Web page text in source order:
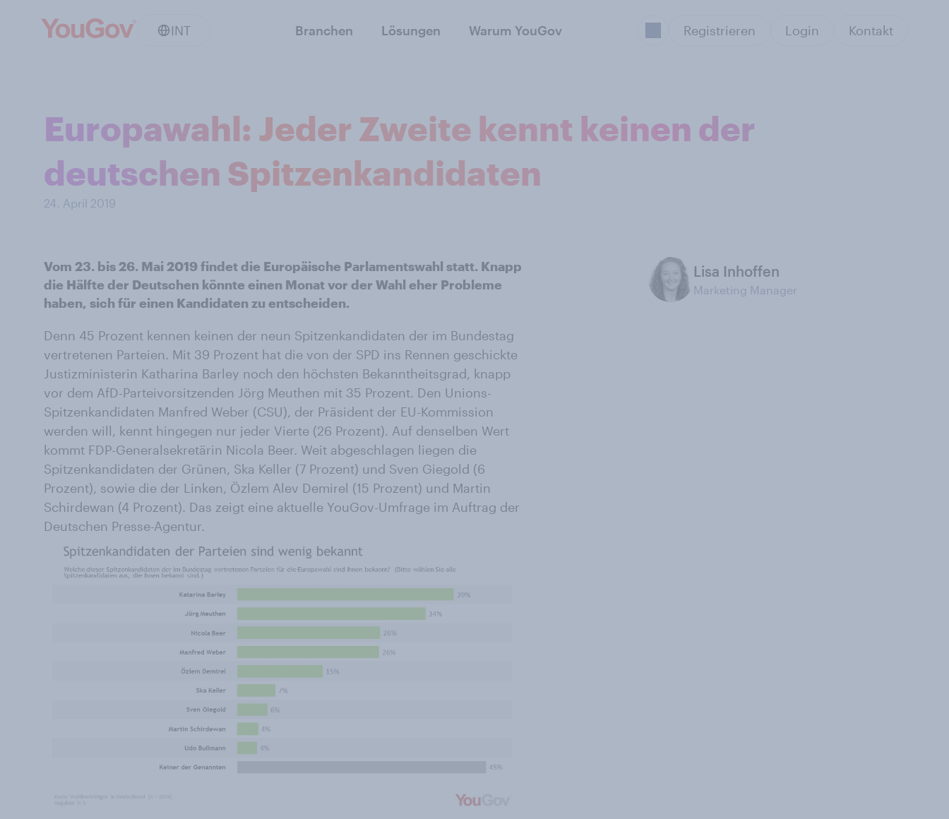
INT Branchen Lösungen Warum YouGov Registrieren Login Kontakt
Europawahl: Jeder Zweite kennt keinen der
deutschen Spitzenkandidaten
24. April 2019
Vom 23. bis 26. Mai 2019 findet die Europäische Parlamentswahl statt. Knapp
die Hälfte der Deutschen könnte einen Monat vor der Wahl eher Probleme
haben, sich für einen Kandidaten zu entscheiden.
Denn 45 Prozent kennen keinen der neun Spitzenkandidaten der im Bundestag
vertretenen Parteien. Mit 39 Prozent hat die von der SPD ins Rennen geschickte
Justizministerin Katharina Barley noch den höchsten Bekanntheitsgrad, knapp
vor dem AfD-Parteivorsitzenden Jörg Meuthen mit 35 Prozent. Den Unions-
Spitzenkandidaten Manfred Weber (CSU), der Präsident der EU-Kommission
werden will, kennt hingegen nur jeder Vierte (26 Prozent). Auf denselben Wert
kommt FDP-Generalsekretärin Nicola Beer. Weit abgeschlagen liegen die
Spitzenkandidaten der Grünen, Ska Keller (7 Prozent) und Sven Giegold (6
Prozent), sowie die der Linken, Özlem Alev Demirel (15 Prozent) und Martin
Schirdewan (4 Prozent). Das zeigt eine aktuelle YouGov-Umfrage im Auftrag der
Deutschen Presse-Agentur.
Lisa Inhoffen
Marketing Manager